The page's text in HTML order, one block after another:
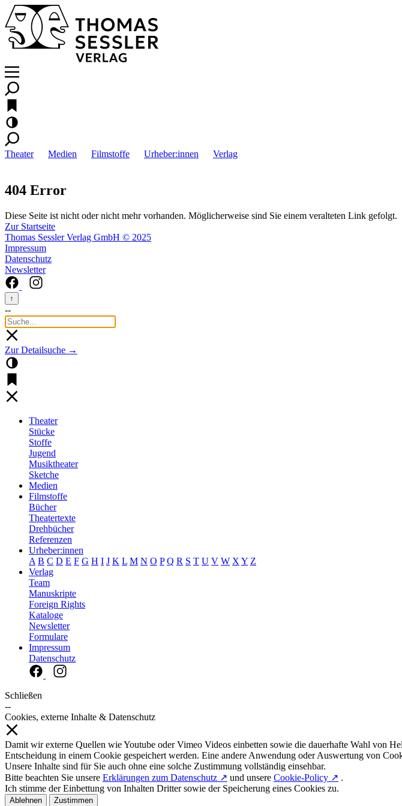
Theater Medien Filmstoffe Urheber:innen Verlag
404 Error
Diese Seite ist nicht oder nicht mehr vorhanden. Möglicherweise sind Sie einem veralteten Link gefolgt.
Zur Startseite
Thomas Sessler Verlag GmbH © 2025
Impressum
Datenschutz
Newsletter
↑
--
Zur Detailsuche →
Theater
Stücke
Stoffe
Jugend
Musiktheater
Sketche
Medien
Filmstoffe
Bücher
Theatertexte
Drehbücher
Referenzen
Urheber:innen
A B C D E F G H I J K L M N O P Q R S T U V W X Y Z
Verlag
Team
Manuskripte
Foreign Rights
Kataloge
Newsletter
Formulare
Impressum
Datenschutz
Schließen
--
Cookies, externe Inhalte & Datenschutz
Damit wir externe Quellen wie Youtube oder Vimeo Videos einbetten sowie die dauerhafte Wahl von
Entscheidung in einem Cookie gespeichert werden. Eine andere Anwendung oder Auswertung von
Unsere Inhalte sind für Sie auch ohne eine solche Zustimmung vollständig einsehbar.
Bitte beachten Sie unsere Erklärungen zum Datenschutz ↗ und unsere Cookie-Policy ↗ .
Ich stimme der Einbettung von Inhalten Dritter sowie der Speicherung eines Cookies zu.
Ablehnen Zustimmen